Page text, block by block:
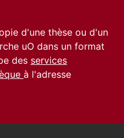
d'une thèse ou d'un
uO dans un format
des services
à l'adresse